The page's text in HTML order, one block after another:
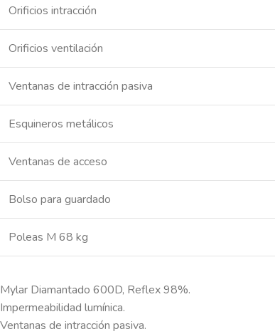
Orificios intracción
Orificios ventilación
Ventanas de intracción pasiva
Esquineros metálicos
Ventanas de acceso
Bolso para guardado
Poleas M 68 kg
Mylar Diamantado 600D, Reflex 98%.
Impermeabilidad lumínica.
Ventanas de intracción pasiva.